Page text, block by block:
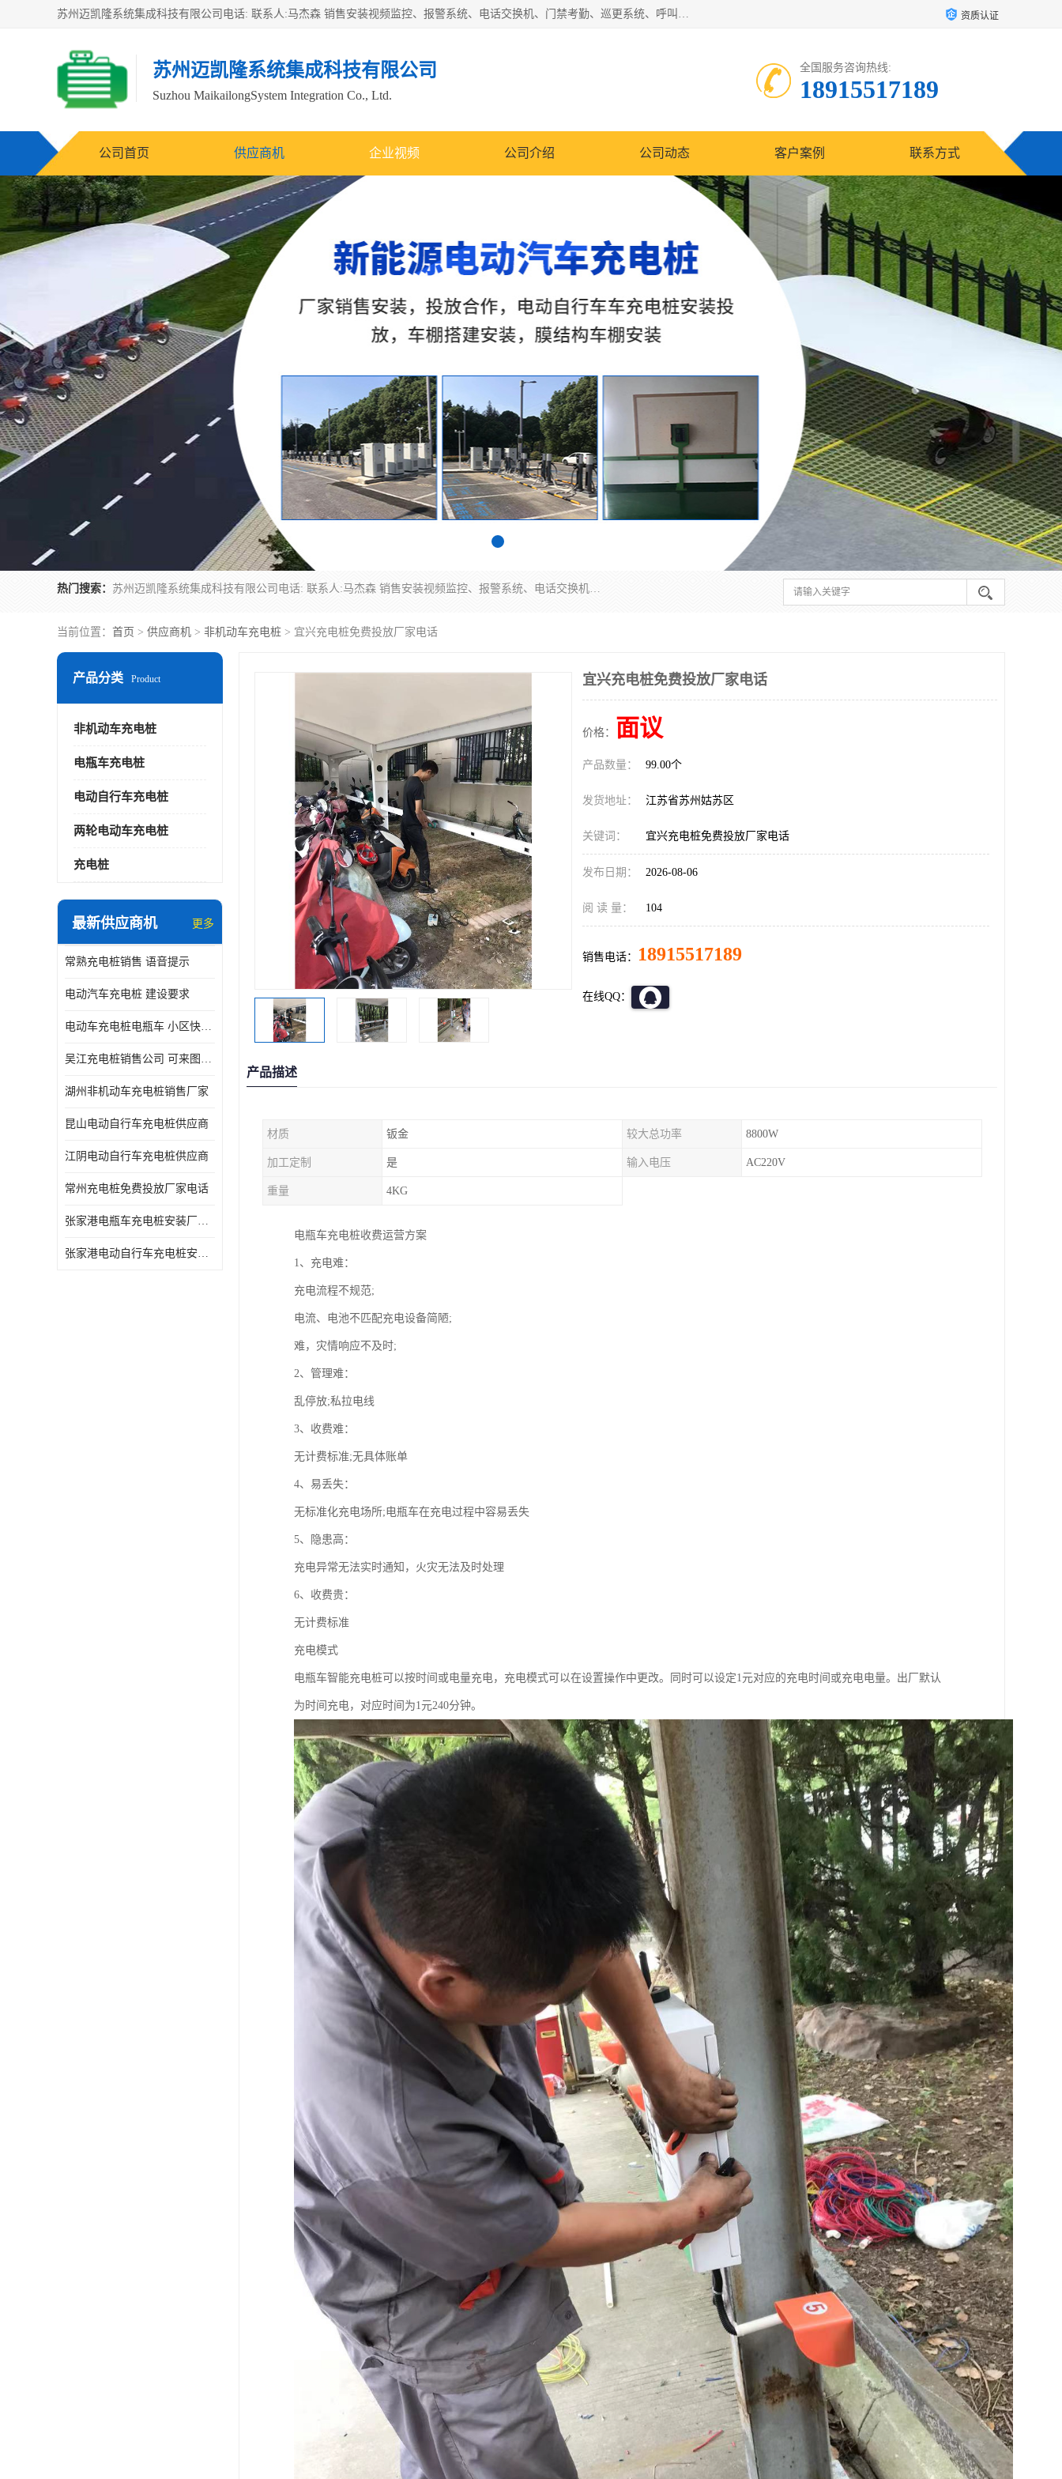
苏州迈凯隆系统集成科技有限公司电话: 联系人:马杰森 销售安装视频监控、报警系统、电话交换机、门禁考勤、巡更系统、呼叫对讲系统、停车场道闸、智能家居、广播系统、综合布线、办公设备、电子商务软件、网络工程、酒店门锁系列 系统集成、VOD视频点播、LED显示屏、节能产品、USP电源、收银机等弱电及智能化项目。 资质认证
苏州迈凯隆系统集成科技有限公司
Suzhou MaikailongSystem Integration Co., Ltd.
全国服务咨询热线:
18915517189
公司首页 供应商机 企业视频 公司介绍 公司动态 客户案例 联系方式
热门搜索： 苏州迈凯隆系统集成科技有限公司电话: 联系人:马杰森 销售安装视频监控、报警系统、电话交换机、门禁考勤、巡更系统、呼叫对讲系统、停车场道闸、智能家居、广播系统、综合布线、办公设备、电子商务软件、网络工程、酒店门锁系列 系统集成、VOD视频点播、LED显示屏、节能产品、USP电源、收银机等弱电及智能化项目。
当前位置： 首页 > 供应商机 > 非机动车充电桩 > 宜兴充电桩免费投放厂家电话
产品分类 Product
非机动车充电桩
电瓶车充电桩
电动自行车充电桩
两轮电动车充电桩
充电桩
最新供应商机 更多
常熟充电桩销售 语音提示
电动汽车充电桩 建设要求
电动车充电桩电瓶车 小区快速电动自行车充电站
吴江充电桩销售公司 可来图定制
湖州非机动车充电桩销售厂家
昆山电动自行车充电桩供应商
江阴电动自行车充电桩供应商
常州充电桩免费投放厂家电话
张家港电瓶车充电桩安装厂家电话
张家港电动自行车充电桩安装供货商
宜兴充电桩免费投放厂家电话
价格： 面议
产品数量： 99.00个
发货地址： 江苏省苏州姑苏区
关键词： 宜兴充电桩免费投放厂家电话
发布日期： 2026-08-06
阅 读 量： 104
销售电话： 18915517189
在线QQ：
产品描述
材质 钣金 较大总功率 8800W
加工定制 是 输入电压 AC220V
重量 4KG
电瓶车充电桩收费运营方案
1、充电难：
充电流程不规范;
电流、电池不匹配充电设备简陋;
难，灾情响应不及时;
2、管理难：
乱停放;私拉电线
3、收费难：
无计费标准;无具体账单
4、易丢失：
无标准化充电场所;电瓶车在充电过程中容易丢失
5、隐患高：
充电异常无法实时通知，火灾无法及时处理
6、收费贵：
无计费标准
充电模式
电瓶车智能充电桩可以按时间或电量充电，充电模式可以在设置操作中更改。同时可以设定1元对应的充电时间或充电电量。出厂默认
为时间充电，对应时间为1元240分钟。